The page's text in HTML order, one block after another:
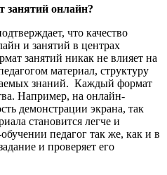
занятий онлайн?
что качество
и занятий в центрах
занятий никак не влияет на
материал, структуру
знаний. Каждый формат
Например, на онлайн-
демонстрации экрана, так
становится легче и
педагог так же, как и в
и проверяет его